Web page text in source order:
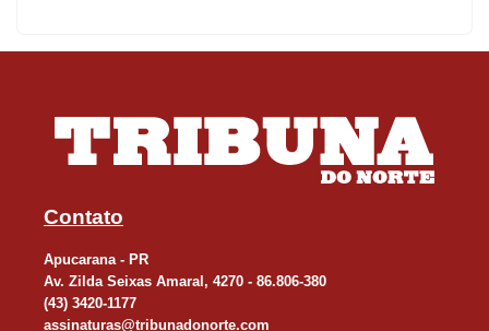
Contato
Apucarana - PR
Av. Zilda Seixas Amaral, 4270 - 86.806-380
(43) 3420-1177
assinaturas@tribunadonorte.com